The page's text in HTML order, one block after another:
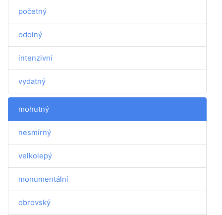
početný
odolný
intenzivní
vydatný
mohutný
nesmírný
velkolepý
monumentální
obrovský